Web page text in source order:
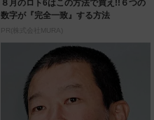
８月のロト6はこの方法で買え!!６つの
数字が『完全一致』する方法
PR(株式会社MURA)